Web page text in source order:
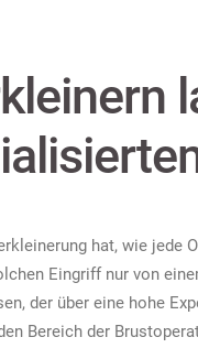
hat, wie jede
Eingriff nur von
der über eine hohe
Bereich der